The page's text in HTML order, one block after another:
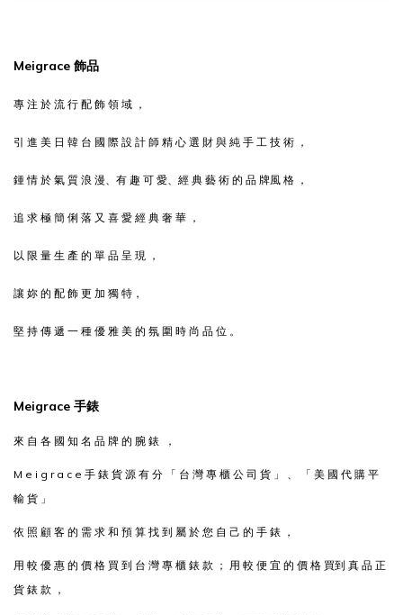
Meigrace 飾品
專 注 於 流 行 配 飾 領 域 ，
引 進 美 日 韓 台 國 際 設 計 師 精 心 選 財 與 純 手 工 技 術 ，
鍾 情 於 氣 質 浪 漫、有 趣 可 愛、經 典 藝 術 的 品 牌風 格 ，
追 求 極 簡 俐 落 又 喜 愛 經 典 奢 華 ，
以 限 量 生 產 的 單 品 呈 現 ，
讓 妳 的 配 飾 更 加 獨 特，
堅 持 傳 遞 一 種 優 雅 美 的 氛 圍 時 尚 品 位 。
Meigrace 手錶
來 自 各 國 知 名 品 牌 的 腕 錶 ，
M e i g r a c e 手 錶 貨 源 有 分 「 台 灣 專 櫃 公 司 貨 」 、 「 美 國 代 購 平
輸 貨 」
依 照 顧 客 的 需 求 和 預 算 找 到 屬 於 您 自 己 的 手 錶 ，
用 較 優 惠 的 價 格 買 到 台 灣 專 櫃 錶 款 ； 用 較 便 宜 的 價 格 買到 真 品 正
貨 錶 款 ，